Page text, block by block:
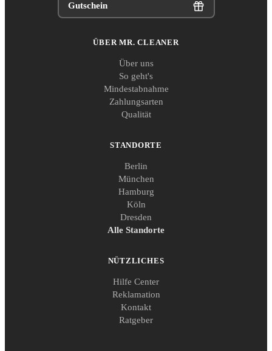
Gutschein
ÜBER MR. CLEANER
Über uns
So geht's
Mindestabnahme
Zahlungsarten
Qualität
STANDORTE
Berlin
München
Hamburg
Köln
Dresden
Alle Standorte
NÜTZLICHES
Hilfe Center
Reklamation
Kontakt
Ratgeber